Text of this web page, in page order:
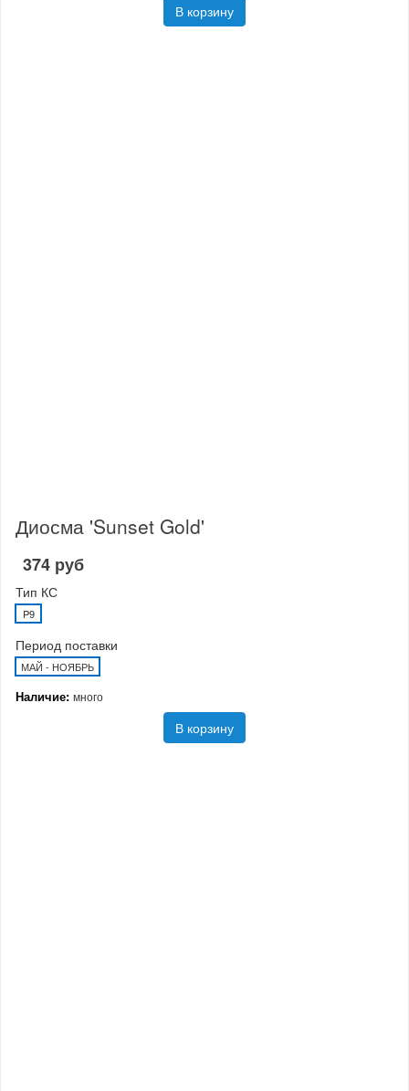
В корзину
Диосма 'Sunset Gold'
374 руб
Тип КС
P9
Период поставки
МАЙ - НОЯБРЬ
Наличие: много
В корзину